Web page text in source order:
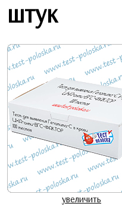
штук
увеличить